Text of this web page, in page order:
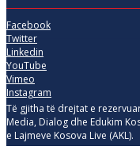
Facebook
Twitter
Linkedin
YouTube
Vimeo
Instagram
Të gjitha të drejtat e
Media, Dialog dhe Edukim
e Lajmeve Kosova Live (AKL).